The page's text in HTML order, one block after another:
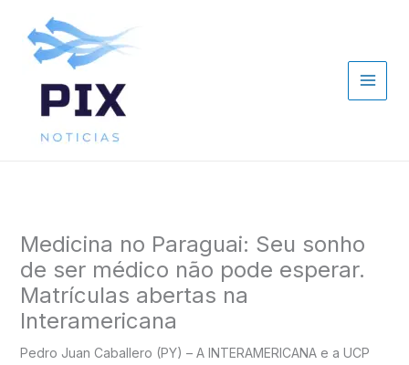
conteúdo
Medicina no Paraguai: Seu sonho
de ser médico não pode esperar.
Matrículas abertas na
Interamericana
Pedro Juan Caballero (PY) – A INTERAMERICANA e a UCP